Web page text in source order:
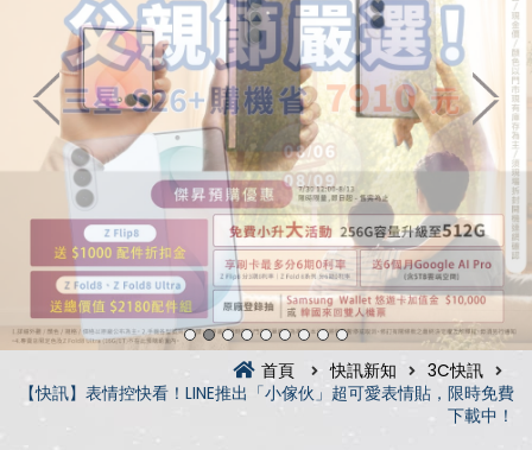
首頁 快訊新知
3C快訊
【快訊】表情控快看！LINE推出「小傢伙」超可愛表情貼，限時免費
下載中！